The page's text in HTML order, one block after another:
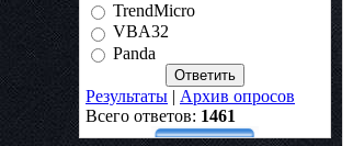
TrendMicro
VBA32
Panda
Результаты | Архив опросов
Всего ответов: 1461